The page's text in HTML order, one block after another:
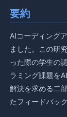
要約
AIコーディング
ました。この研
った際の学生の
ラミング課題を
解決を求める二
たフィードバッ